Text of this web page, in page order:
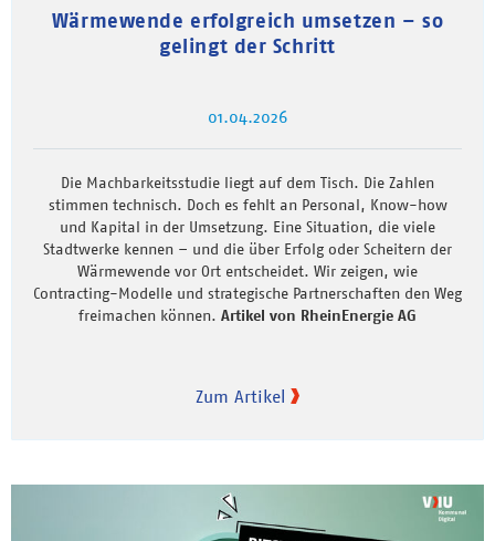
Wärmewende erfolgreich umsetzen – so
gelingt der Schritt
01.04.2026
Die Machbarkeitsstudie liegt auf dem Tisch. Die Zahlen
stimmen technisch. Doch es fehlt an Personal, Know-how
und Kapital in der Umsetzung. Eine Situation, die viele
Stadtwerke kennen – und die über Erfolg oder Scheitern der
Wärmewende vor Ort entscheidet. Wir zeigen, wie
Contracting-Modelle und strategische Partnerschaften den Weg
freimachen können. Artikel von RheinEnergie AG
Zum Artikel